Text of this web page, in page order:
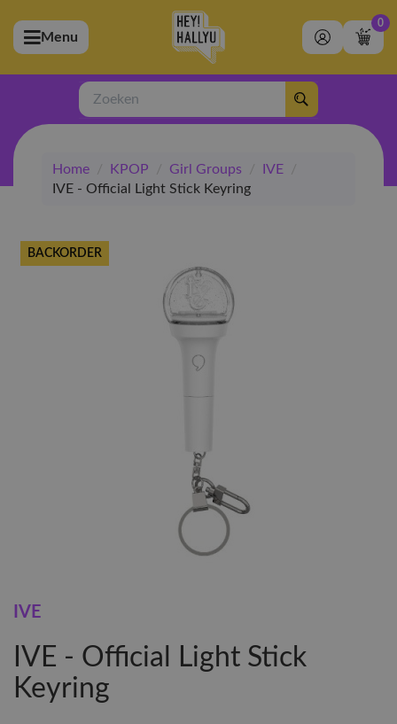
(Artiesten)
(Merchandise)
(Exclusive)
(Winkel)
Menu
0
Zoeken
Home / KPOP / Girl Groups / IVE
/
IVE - Official Light Stick Keyring
BACKORDER
IVE
IVE - Official Light Stick
Keyring